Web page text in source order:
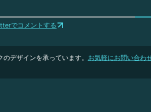
でコメントする
デザインを承っています。 お気軽にお問い合わ